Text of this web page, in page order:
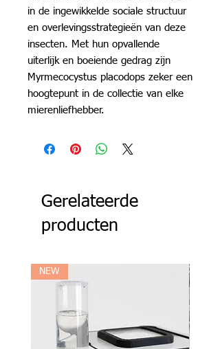
in de ingewikkelde sociale structuur
en overlevingsstrategieën van deze
insecten. Met hun opvallende
uiterlijk en boeiende gedrag zijn
Myrmecocystus placodops zeker een
hoogtepunt in de collectie van elke
mierenliefhebber.
Gerelateerde
producten
NEW